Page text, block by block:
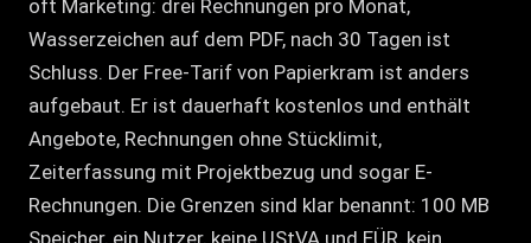
oft Marketing: drei Rechnungen pro Monat,
Wasserzeichen auf dem PDF, nach 30 Tagen ist
Schluss. Der Free-Tarif von Papierkram ist anders
aufgebaut. Er ist dauerhaft kostenlos und enthält
Angebote, Rechnungen ohne Stücklimit,
Zeiterfassung mit Projektbezug und sogar E-
Rechnungen. Die Grenzen sind klar benannt: 100 MB
Speicher, ein Nutzer, keine UStVA und EÜR, kein